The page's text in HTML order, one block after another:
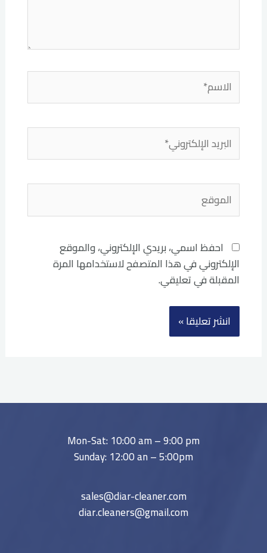
الاسم*
البريد
الإلكتروني*
الموقع
احفظ اسمي، بريدي الإلكتروني، والموقع
الإلكتروني في هذا المتصفح لاستخدامها المرة
المقبلة في تعليقي.
Mon-Sat: 10:00 am – 9:00 pm
Sunday: 12:00 an – 5:00pm
sales@diar-cleaner.com
diar.cleaners@gmail.com